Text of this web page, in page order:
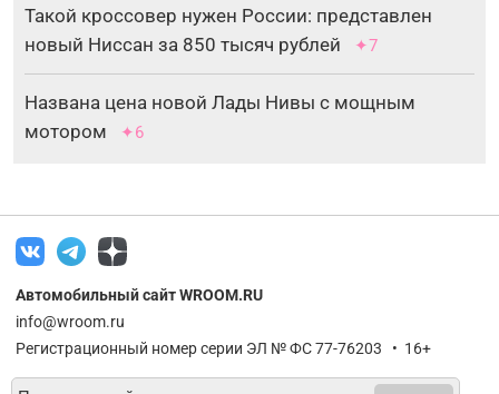
Такой кроссовер нужен России: представлен
новый Ниссан за 850 тысяч рублей
✦7
Названа цена новой Лады Нивы с мощным
мотором
✦6
Автомобильный сайт WROOM.RU
info@wroom.ru
Регистрационный номер серии ЭЛ № ФС 77-76203 • 16+